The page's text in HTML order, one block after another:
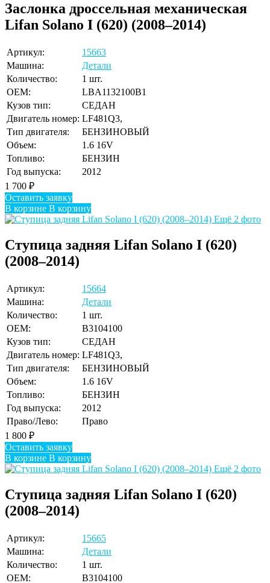
Заслонка дроссельная механическая
Lifan Solano I (620) (2008–2014)
Артикул:
15663
Машина:
Детали
Количество:
1 шт.
OEM:
LBA1132100B1
Кузов тип:
СЕДАН
Двигатель номер: LF481Q3,
Тип двигателя:
БЕНЗИНОВЫЙ
Объем:
1.6 16V
Топливо:
БЕНЗИН
Год выпуска:
2012
1 700 ₽
Оставить заявку
В корзине В корзину
Ещё 2 фото
Ступица задняя Lifan Solano I (620)
(2008–2014)
Артикул:
15664
Машина:
Детали
Количество:
1 шт.
OEM:
B3104100
Кузов тип:
СЕДАН
Двигатель номер: LF481Q3,
Тип двигателя:
БЕНЗИНОВЫЙ
Объем:
1.6 16V
Топливо:
БЕНЗИН
Год выпуска:
2012
Право/Лево:
Право
1 800 ₽
Оставить заявку
В корзине В корзину
Ещё 2 фото
Ступица задняя Lifan Solano I (620)
(2008–2014)
Артикул:
15665
Машина:
Детали
Количество:
1 шт.
OEM:
B3104100